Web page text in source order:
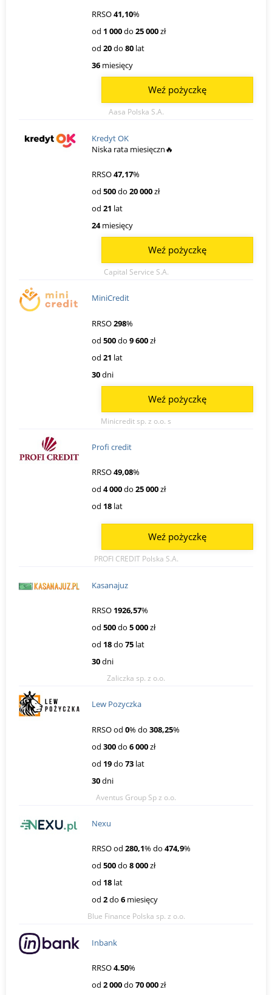
RRSO41,10%
od 1 000do 25 000zł
od 20do 80 lat
36 miesięcy
Aasa Polska S.A.
Weź pożyczkę
Kredyt OK
Niska rata miesięczn🔥
RRSO47,17%
od 500do 20 000zł
od 21 lat
24miesięcy
Capital Service S.A.
Weź pożyczkę
MiniCredit
RRSO298%
od 500do 9 600zł
od 21 lat
30dni
Minicredit sp. z o.o. s
Weź pożyczkę
Profi credit
RRSO49,08%
od 4 000do 25 000zł
od 18 lat
PROFI CREDIT Polska S.A.
Weź pożyczkę
Kasanajuz
RRSO 1926,57%
od 500do 5 000zł
od 18do 75 lat
30dni
Zaliczka sp. z o.o.
Lew Pozyczka
RRSO od 0% do 308,25%
od 300do 6 000zł
od 19do 73 lat
30dni
Aventus Group Sp z o.o.
Nexu
RRSO od 280,1% do 474,9%
od 500do 8 000zł
od 18 lat
od 2do 6 miesięcy
Blue Finance Polska sp. z o.o.
Inbank
RRSO4.50%
od 2 000do 70 000zł